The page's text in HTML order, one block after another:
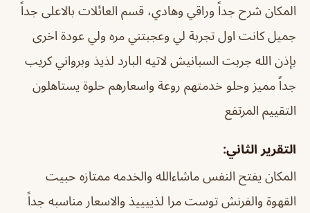
المكان شرح جداً وراقي وهادي، قسم العائلات بالاعلى جداً
جميل كانت اول تجربة لي وعجبتني مره ولي عودة اخرى
بإذن الله جربت السبانيش لاتيه البارد لذيذ وبرواني كريب
جداً مميز وحلو خدمتهم روعة واسعارهم حلوة يستاهلون
التقييم المرتفع
التقرير الثاني:
المكان يفتح النفس ماشاءالله والخدمه ممتازه حبيت
القهوة والفرنش توست مرا لذييييذ والاسعار مناسبه جداً